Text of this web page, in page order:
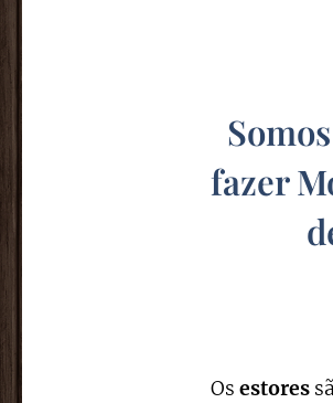
fazer
Os estores